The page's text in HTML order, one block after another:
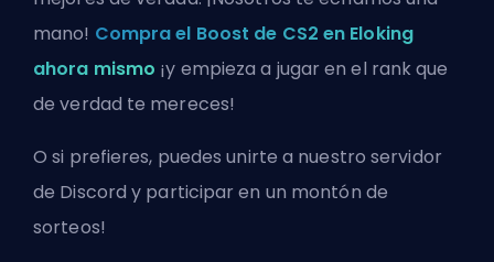
mano! Compra el Boost de CS2 en Eloking
ahora mismo ¡y empieza a jugar en el rank que
de verdad te mereces!
O si prefieres, puedesunirte a nuestro servidor
de Discord y participar en un montón de
sorteos!